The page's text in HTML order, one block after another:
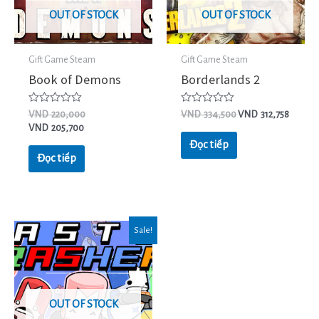
OUT OF STOCK
Gift Game Steam
Book of Demons
Được
xếp
hạng
sao
VND220,000
VND 205,700
Đọc tiếp
OUT OF STOCK
Gift Game Steam
Borderlands 2
Được
hạng
sao
VND334,500VND 312,758
Đọc tiếp
Sale!
OUT OF STOCK